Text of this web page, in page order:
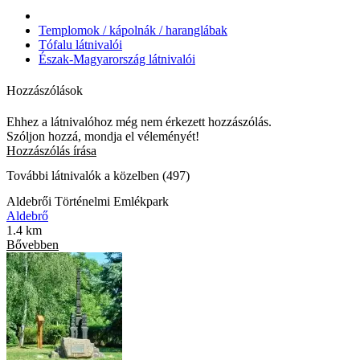
Templomok / kápolnák / haranglábak
Tófalu látnivalói
Észak-Magyarország látnivalói
Hozzászólások
Ehhez a látnivalóhoz még nem érkezett hozzászólás.
Szóljon hozzá, mondja el véleményét!
Hozzászólás írása
További látnivalók a közelben (497)
Aldebrői Történelmi Emlékpark
Aldebrő
1.4 km
Bővebben